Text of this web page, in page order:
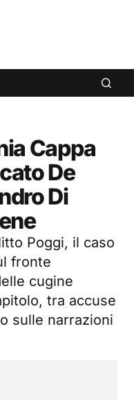
Cappa
De
Di
Poggi, il caso
fronte
cugine
tra accuse
sulle narrazioni